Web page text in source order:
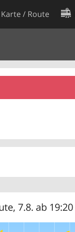
Karte / Route
7.8. ab 19:20